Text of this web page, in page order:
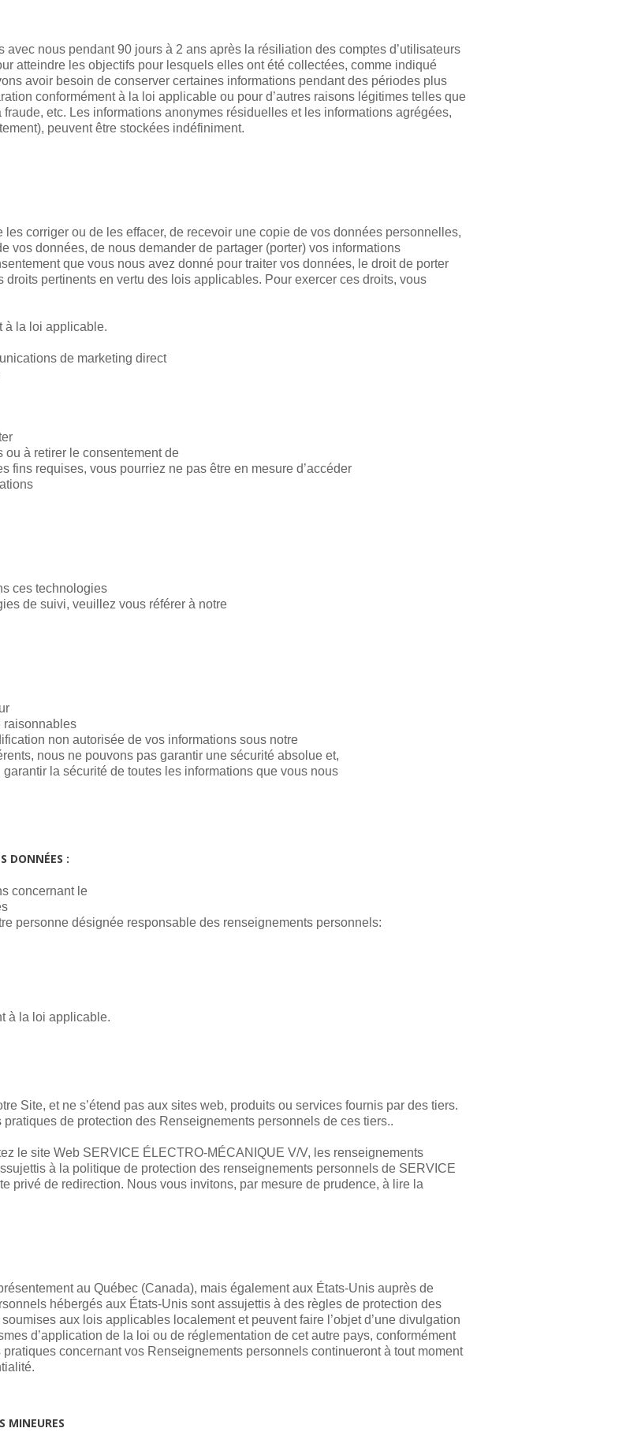
nous pendant 90 jours à 2 ans après la résiliation des comptes d’utilisateurs
atteindre les objectifs pour lesquels elles ont été collectées, comme indiqué
avoir besoin de conserver certaines informations pendant des périodes plus
conformément à la loi applicable ou pour d’autres raisons légitimes telles que
etc. Les informations anonymes résiduelles et les informations agrégées,
peuvent être stockées indéfiniment.
les corriger ou de les effacer, de recevoir une copie de vos données personnelles,
vos données, de nous demander de partager (porter) vos informations
que vous nous avez donné pour traiter vos données, le droit de porter
droits pertinents en vertu des lois applicables. Pour exercer ces droits, vous
à la loi applicable.
de marketing direct
à retirer le consentement de
fins requises, vous pourriez ne pas être en mesure d’accéder
ces technologies
de suivi, veuillez vous référer à notre
raisonnables
non autorisée de vos informations sous notre
nous ne pouvons pas garantir une sécurité absolue et,
la sécurité de toutes les informations que vous nous
DONNÉES :
concernant le
personne désignée responsable des renseignements personnels:
à la loi applicable.
Site, et ne s’étend pas aux sites web, produits ou services fournis par des tiers.
de protection des Renseignements personnels de ces tiers..
le site Web SERVICE ÉLECTRO-MÉCANIQUE V/V, les renseignements
à la politique de protection des renseignements personnels de SERVICE
privé de redirection. Nous vous invitons, par mesure de prudence, à lire la
au Québec (Canada), mais également aux États-Unis auprès de
hébergés aux États-Unis sont assujettis à des règles de protection des
aux lois applicables localement et peuvent faire l’objet d’une divulgation
d’application de la loi ou de réglementation de cet autre pays, conformément
concernant vos Renseignements personnels continueront à tout moment
MINEURES